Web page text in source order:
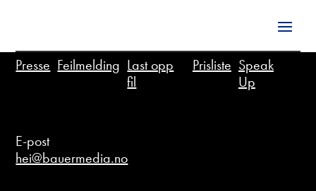
Presse Feilmelding Last opp
fil
Prisliste Speak
Up
E-post
hei@bauermedia.no